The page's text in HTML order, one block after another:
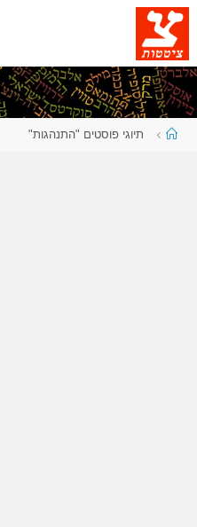
דלגו
לתוכן
עמודתיוגי פוסטים "התנהגות"